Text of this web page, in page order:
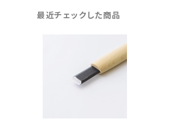
最近チェックした商品